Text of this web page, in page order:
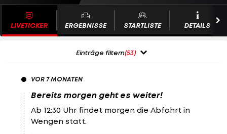
LIVETICKER ERGEBNISSE STARTLISTE DETAILS
Einträge filtern(53)
VOR 7 MONATEN
Bereits morgen geht es weiter!
Ab 12:30 Uhr findet morgen die Abfahrt in
Wengen statt.